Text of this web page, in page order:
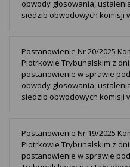
obwody głosowania,
siedzib obwodowych komisji
Postanowienie Nr 20/2025
Piotrkowie Trybunalskim z
postanowienie w sprawie
obwody głosowania,
siedzib obwodowych komisji
Postanowienie Nr 19/2025
Piotrkowie Trybunalskim z
postanowienie w sprawie